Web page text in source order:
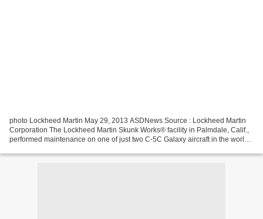
photo Lockheed Martin May 29, 2013 ASDNews Source : Lockheed Martin
Corporation The Lockheed Martin Skunk Works® facility in Palmdale, Calif.,
performed maintenance on one of just two C-5C Galaxy aircraft in the world